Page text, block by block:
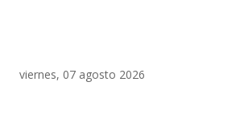
viernes, 07 agosto 2026